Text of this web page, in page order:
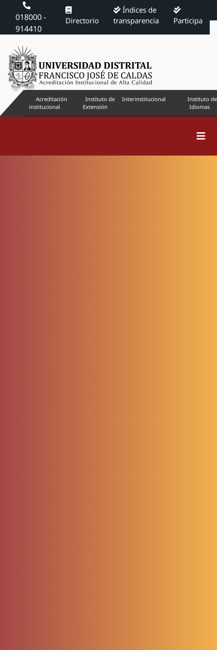
018000 -
914410
Directorio
Índices de
transparencia
Participa
Acreditación
institucional
Instituto de
Extensión
Interinstitucional
Instituto de
Idiomas